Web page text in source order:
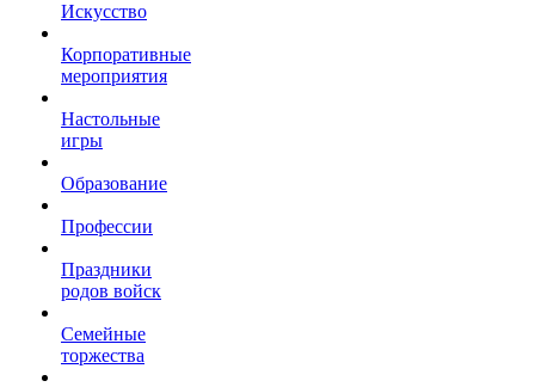
Искусство
Корпоративные
мероприятия
Настольные
игры
Образование
Профессии
Праздники
родов войск
Семейные
торжества